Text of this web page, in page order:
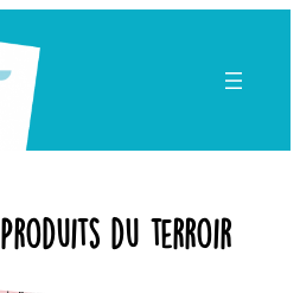
Produits du terroir